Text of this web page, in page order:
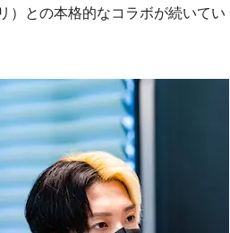
との本格的なコラボが続いてい